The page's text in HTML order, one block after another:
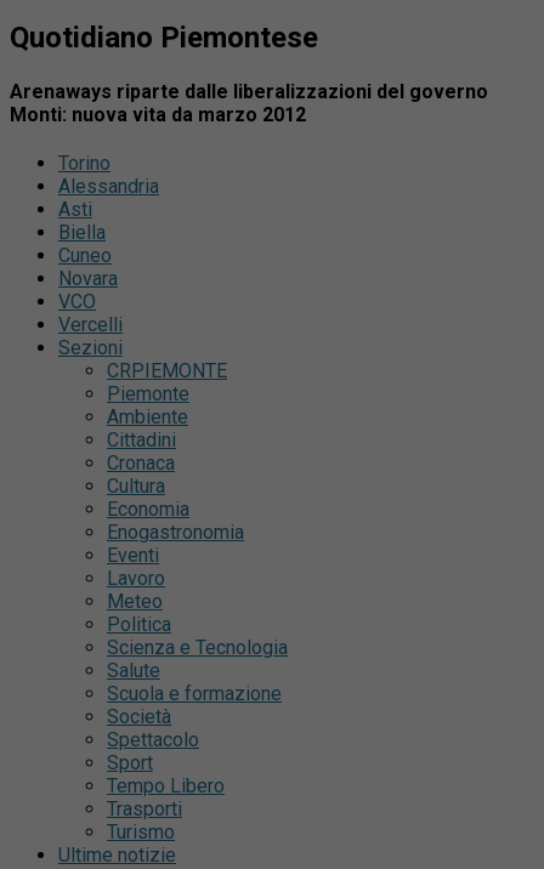
Quotidiano Piemontese
Arenaways riparte dalle liberalizzazioni del governo
Monti: nuova vita da marzo 2012
Torino
Alessandria
Asti
Biella
Cuneo
Novara
VCO
Vercelli
Sezioni
CRPIEMONTE
Piemonte
Ambiente
Cittadini
Cronaca
Cultura
Economia
Enogastronomia
Eventi
Lavoro
Meteo
Politica
Scienza e Tecnologia
Salute
Scuola e formazione
Società
Spettacolo
Sport
Tempo Libero
Trasporti
Turismo
Ultime notizie